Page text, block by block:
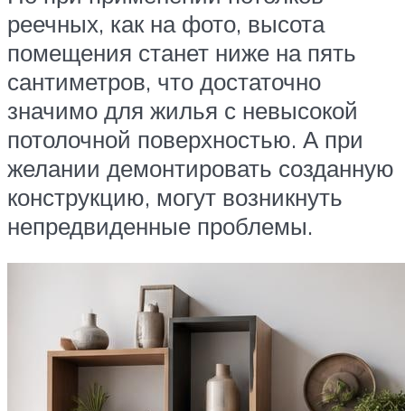
реечных, как на фото, высота
помещения станет ниже на пять
сантиметров, что достаточно
значимо для жилья с невысокой
потолочной поверхностью. А при
желании демонтировать созданную
конструкцию, могут возникнуть
непредвиденные проблемы.